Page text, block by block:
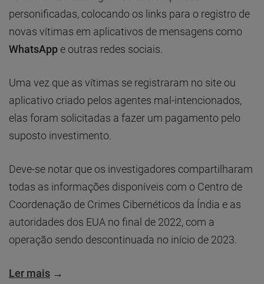
personificadas, colocando os links para o registro de
novas vítimas em aplicativos de mensagens como
WhatsApp e outras redes sociais.
Uma vez que as vítimas se registraram no site ou
aplicativo criado pelos agentes mal-intencionados,
elas foram solicitadas a fazer um pagamento pelo
suposto investimento.
Deve-se notar que os investigadores compartilharam
todas as informações disponíveis com o Centro de
Coordenação de Crimes Cibernéticos da Índia e as
autoridades dos EUA no final de 2022, com a
operação sendo descontinuada no início de 2023.
Ler mais →